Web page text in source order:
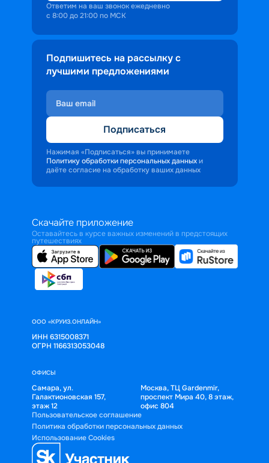
Ответим на ваш звонок ежедневно
с 8:00 до 21:00 по МСК
Подпишитесь на рассылку с
лучшими предложениями
Подписаться
Нажимая «Подписаться» вы принимаете
Политику обработки персональных данных и
даёте согласие на обработку ваших данных
Скачайте приложение
Оставайтесь в курсе важных изменений в предстоящих
путешествиях
ООО «КРУИЗ.ОНЛАЙН»
ИНН 6315008371
ОГРН 1166313053048
ОФИСЫ
Самара, ул.
Галактионовская 157,
этаж 12
Москва, ТЦ Gardenmir,
проспект Мира 40, 8 этаж,
офис 804
Пользовательское соглашение
Политика обработки персональных данных
Использование Cookies